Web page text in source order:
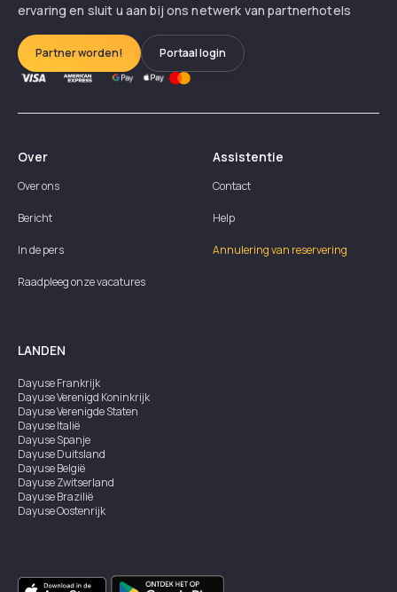
ervaring en sluit u aan bij ons netwerk van partnerhotels
Partner worden! Portaal login
Over
Over ons
Bericht
In de pers
Raadpleeg onze vacatures
Assistentie
Contact
Help
Annulering van reservering
LANDEN
DayuseFrankrijk
DayuseVerenigd Koninkrijk
DayuseVerenigde Staten
DayuseItalië
DayuseSpanje
DayuseDuitsland
DayuseBelgië
DayuseZwitserland
DayuseBrazilië
DayuseOostenrijk
DayuseSingapore